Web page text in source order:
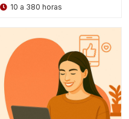
10 a 380 horas